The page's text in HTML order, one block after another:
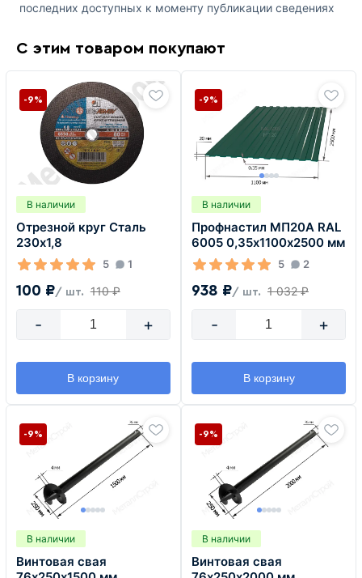
последних доступных к моменту публикации сведениях
С этим товаром покупают
В наличии
Отрезной круг Сталь
230х1,8
5 1
100 ₽/ шт. 110 ₽
-9%
- +
В корзину
В наличии
Профнастил МП20А RAL
6005 0,35х1100х2500 мм
5 2
938 ₽/ шт. 1 032 ₽
-9%
- +
В корзину
В наличии
Винтовая свая
-9%
В наличии
Винтовая свая
-9%